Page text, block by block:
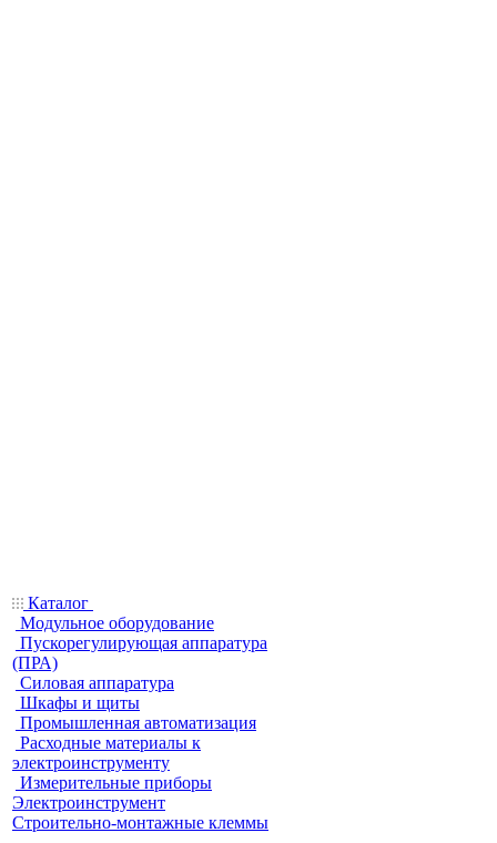
Каталог
Модульное оборудование
Пускорегулирующая аппаратура
(ПРА)
Силовая аппаратура
Шкафы и щиты
Промышленная автоматизация
Расходные материалы к
электроинструменту
Измерительные приборы
Электроинструмент
Строительно-монтажные клеммы